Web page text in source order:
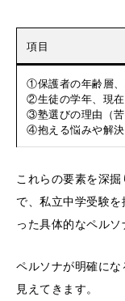
項目
①保護者の年齢層
②生徒の学年、現
③塾選びの理由（苦
④抱える悩みや解
これらの要素を深
で、私立中学受験
った具体的なペルソ
ペルソナが明確に
見えてきます。